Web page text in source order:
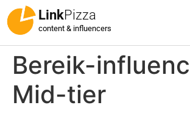
LinkPizza
content & influencers
Bereik-
Mid-tier